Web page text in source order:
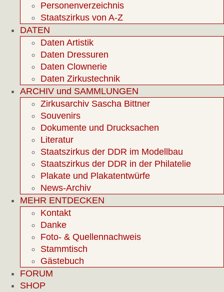
Personenverzeichnis
Staatszirkus von A-Z
DATEN
Daten Artistik
Daten Dressuren
Daten Clownerie
Daten Zirkustechnik
ARCHIV und SAMMLUNGEN
Zirkusarchiv Sascha Bittner
Souvenirs
Dokumente und Drucksachen
Literatur
Staatszirkus der DDR im Modellbau
Staatszirkus der DDR in der Philatelie
Plakate und Plakatentwürfe
News-Archiv
MEHR ENTDECKEN
Kontakt
Danke
Foto- & Quellennachweis
Stammtisch
Gästebuch
FORUM
SHOP